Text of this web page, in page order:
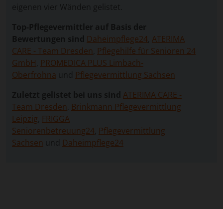
eigenen vier Wänden gelistet.
Top-Pflegevermittler auf Basis der
Bewertungen sind Daheimpflege24 ATERIMA
CARE - Team Dresden Pflegehilfe für Senioren 24
GmbH PROMEDICA PLUS Limbach-
Oberfrohna und Pflegevermittlung Sachsen
Zuletzt gelistet bei uns sind ATERIMA CARE -
Team Dresden Brinkmann Pflegevermittlung
Leipzig FRIGGA
Seniorenbetreuung24 Pflegevermittlung
Sachsen und Daheimpflege24